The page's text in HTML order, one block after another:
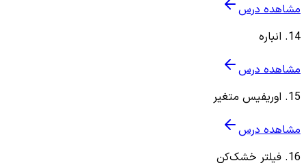
مشاهده درس
14
. انباره
مشاهده درس
15
. اوریفیس متغیر
مشاهده درس
16
. فیلتر خشک‌کن